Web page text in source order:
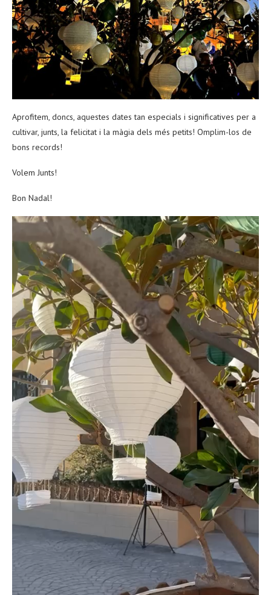
Aprofitem, doncs, aquestes dates tan especials i significatives per a
cultivar, junts, la felicitat i la màgia dels més petits! Omplim-los de
bons records!
Volem Junts!
Bon Nadal!